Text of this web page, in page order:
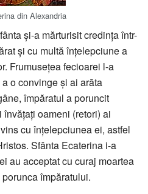
din Alexandria
și-a mărturisit credința într-
și cu multă înțelepciune a
Frumusețea fecioarei l-a
o convinge și ai arăta
împăratul a poruncit
oameni (retori) ai
cu înțelepciunea ei, astfel
Sfânta Ecaterina i-a
au acceptat cu curaj moartea
împăratului.